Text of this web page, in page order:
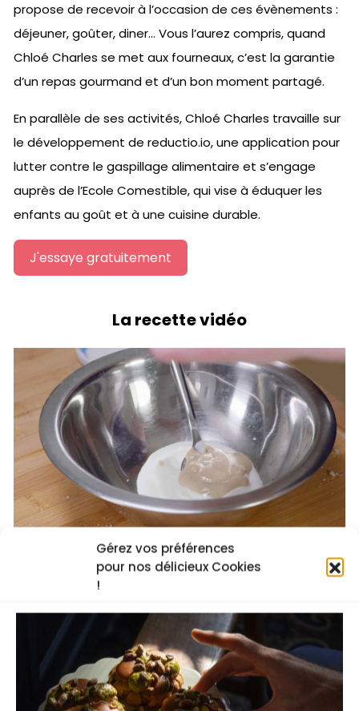
Gérez vos préférences
pour nos délicieux Cookies
!
propose de recevoir à l’occasion de ces évènements :
déjeuner, goûter, diner… Vous l’aurez compris, quand
Chloé Charles se met aux fourneaux, c’est la garantie
d’un repas gourmand et d’un bon moment partagé.
En parallèle de ses activités, Chloé Charles travaille sur
le développement de reductio.io, une application pour
lutter contre le gaspillage alimentaire et s’engage
auprès de l’Ecole Comestible, qui vise à éduquer les
enfants au goût et à une cuisine durable.
J'essaye gratuitement
✅ réaliser une sauce légère à partir de yaourt grec
Je regarde la recette vidéo
La recette vidéo